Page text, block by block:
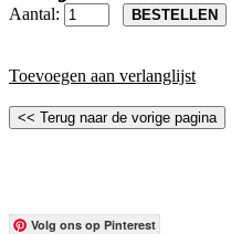
Aantal:
Toevoegen aan verlanglijst
Volg ons op Pinterest